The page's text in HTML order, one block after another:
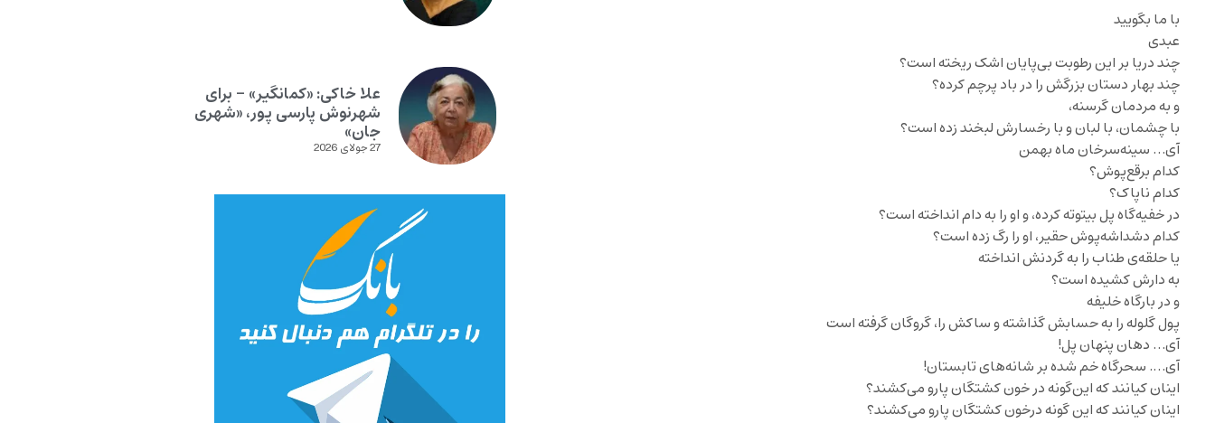
با ما بگویید
عبدی
چند دریا بر این رطوبت بی‌پایان اشک ریخته است؟
چند بهار دستان بزرگش را در باد پرچم کرده؟
و به مردمان گرسنه،
با چشمان، با لبان و با رخسارش لبخند زده است؟
آی… سینه‌سرخان ماه بهمن
کدام برقع‌پوش؟
کدام ناپاک؟
در خفیه‌گاه پل بیتوته کرده، و او را به دام انداخته است؟
کدام دشداشه‌پوش حقیر، او را رگ زده است؟
یا حلقه‌ی طناب را به گردنش انداخته
به دارش کشیده است؟
و در بارگاه خلیفه
پول گلوله را به حسابش گذاشته و ساکش را، گروگان گرفته است
آی… دهان پنهان پل!
آی…. سحرگاه خم شده بر شانه‌های تابستان!
اینان کیانند که این‌گونه در خون کشتگان پارو می‌کشند؟
اینان کیانند که این گونه درخون کشتگان پارو می‌کشند؟
علا خاکی: «کمانگیر» – برای
شهرنوش پارسی پور، «شهری
جان»
27 جولای 2026